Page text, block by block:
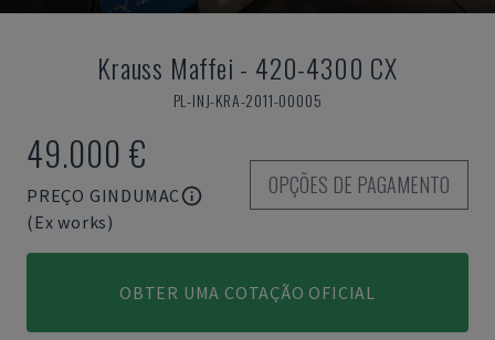
Krauss Maffei - 420-4300 CX
PL-INJ-KRA-2011-00005
49.000 €
PREÇO GINDUMAC
(Ex works)
OPÇÕES DE PAGAMENTO
OBTER UMA COTAÇÃO OFICIAL